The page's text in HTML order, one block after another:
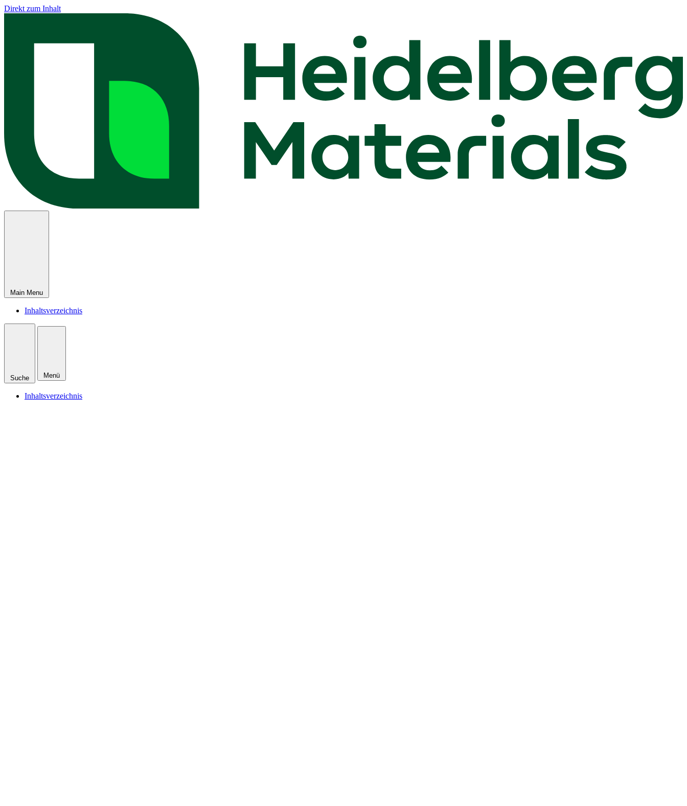
Direkt zum Inhalt
Main Menu
Inhaltsverzeichnis
Suche Menü
Inhaltsverzeichnis